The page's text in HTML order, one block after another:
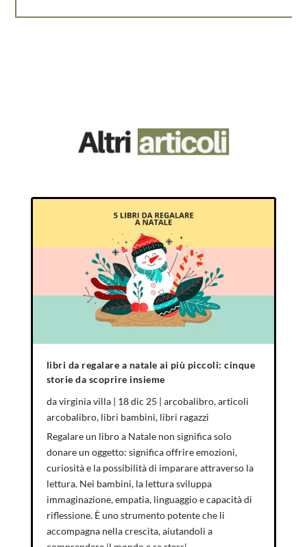
libri da regalare a natale ai più piccoli: cinque
storie da scoprire insieme
davirginia villa| 18 dic 25 | arcobalibro,articoli
arcobalibro, libri bambini, libri ragazzi
Regalare un libro a Natale non significa solo
donare un oggetto: significa offrire emozioni,
curiosità e la possibilità di imparare attraverso la
lettura. Nei bambini, la lettura sviluppa
immaginazione, empatia, linguaggio e capacità di
riflessione. È uno strumento potente che li
accompagna nella crescita, aiutandoli a